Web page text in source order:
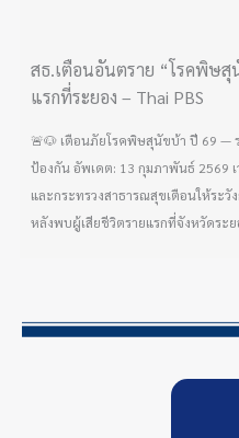
สธ.เตือนอันตราย “โรคพิษ
แรกที่ระยอง – Thai PBS
🚨🐶 เตือนภัยโรคพิษสุนัขบ้า ปี 69 —
ป้องกัน อัพเดต: 13 กุมภาพันธ์ 2569
และกระทรวงสาธารณสุขเตือนให้ระ
หลังพบผู้เสียชีวิตรายแรกที่จังหวัดระย